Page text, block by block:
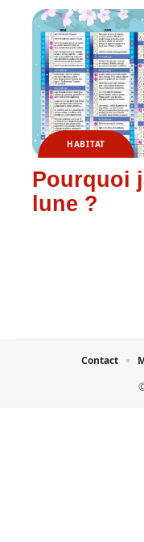
HABITAT
Pourquoi
lune ?
Contact